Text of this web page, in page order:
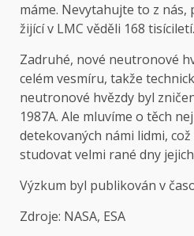
máme. Nevytahujte to z
žijící v LMC věděli 168 tisíciletí.
Zadruhé, nové neutronové
celém vesmíru, takže
neutronové hvězdy byl
1987A. Ale mluvíme o těch
detekovaných námi lidmi,
studovat velmi rané dny
Výzkum byl publikován v
Zdroje: NASA, ESA